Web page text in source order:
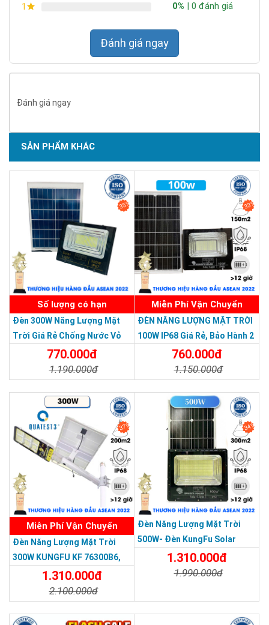
SẢN PHẨM CHẤT LƯỢNG - DỊCH VỤ TIN DÙNG LẦN VII - 2020
THƯƠNG HIỆU HÀNG ĐẦU ASEAN 2022
1
0% | 0 đánh giá
Đánh giá ngay
Đánh giá ngay
SẢN PHẨM KHÁC
35%
Số lượng có hạn
Đèn 300W Năng Lượng Mặt
Trời Giá Rẻ Chống Nước Vỏ
Nhôm Đúc770.000đ
1.190.000đ
33%
Miễn Phí Vận Chuyển
ĐÈN NĂNG LƯỢNG MẶT TRỜI
100W IP68 Giá Rẻ, Bảo Hành 2
760.000đ
1.150.000đ
37%
Miễn Phí Vận Chuyển
Đèn Năng Lượng Mặt Trời
300W KUNGFU KF 76300B6,
IP68, Bảng Giá 2026
1.310.000đ
2.100.000đ
34%
Đèn Năng Lượng Mặt Trời
500W- Đèn KungFu Solar
Năng Lượng Mặt Trời 500W,IP
67 Loại Lớn
1.310.000đ
1.990.000đ